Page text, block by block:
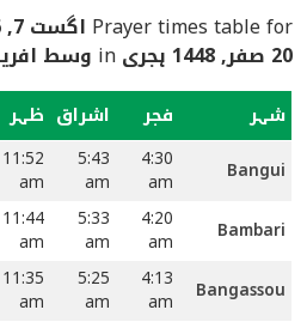
Prayer times table for اگست 7, 2026
20 صفر, 1448 ہجری in وسط
شہر فجر اشراق ظہر
Bangui
4:30
am
5:43
am
11:52
am
Bambari
4:20
am
5:33
am
11:44
am
Bangassou
4:13
am
5:25
am
11:35
am